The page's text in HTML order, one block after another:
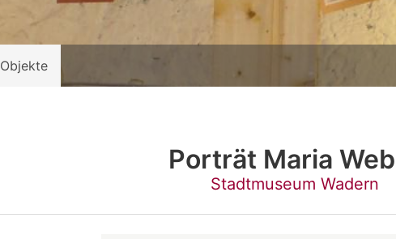
Objekte
Porträt Maria
Stadtmuseum Wadern